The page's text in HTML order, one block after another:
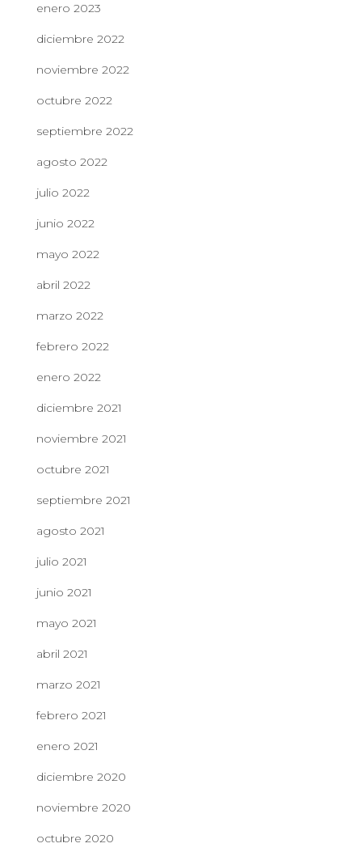
enero 2023
diciembre 2022
noviembre 2022
octubre 2022
septiembre 2022
agosto 2022
julio 2022
junio 2022
mayo 2022
abril 2022
marzo 2022
febrero 2022
enero 2022
diciembre 2021
noviembre 2021
octubre 2021
septiembre 2021
agosto 2021
julio 2021
junio 2021
mayo 2021
abril 2021
marzo 2021
febrero 2021
enero 2021
diciembre 2020
noviembre 2020
octubre 2020